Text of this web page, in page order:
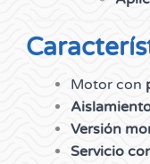
Motor con
Versión
Servicio